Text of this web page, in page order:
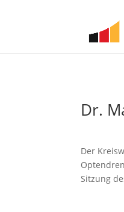
Dr.
Der
Sitzung